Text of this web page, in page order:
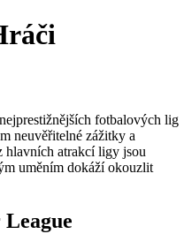
fotbalových lig
neuvěřitelné zážitky a
hlavních atrakcí ligy jsou
uměním dokáží okouzlit